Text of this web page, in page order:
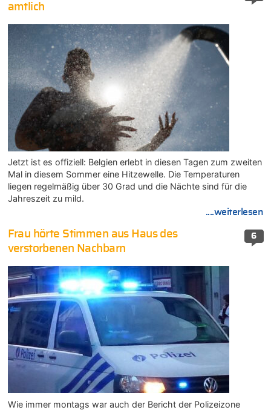
amtlich
Jetzt ist es offiziell: Belgien erlebt in diesen Tagen zum zweiten
Mal in diesem Sommer eine Hitzewelle. Die Temperaturen
liegen regelmäßig über 30 Grad und die Nächte sind für die
Jahreszeit zu mild.
....weiterlesen
6
Frau hörte Stimmen aus Haus des
verstorbenen Nachbarn
Wie immer montags war auch der Bericht der Polizeizone